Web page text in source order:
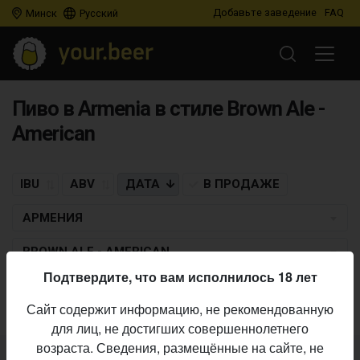
Минск Русский Добавьте заведение FAQ
Пиво в Armenia в стиле Brown Ale -
American
IBU ABV ДАТА В ПРОДАЖЕ
АРМЕНИЯ
BROWN ALE - AMERICAN
Пиво по заданным критериям не найдено
Подтвердите, что вам исполнилось 18 лет
Сайт содержит информацию, не рекомендованную
для лиц, не достигших совершеннолетнего
возраста. Сведения, размещённые на сайте, не